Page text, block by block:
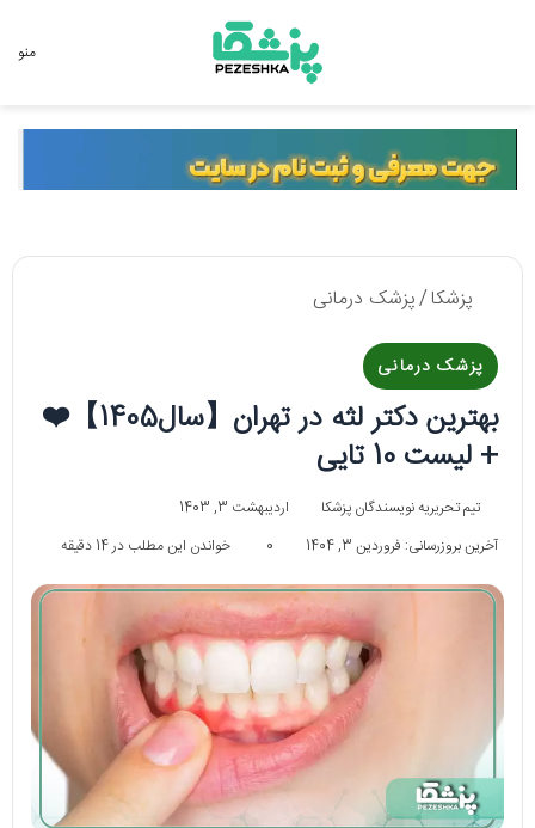
منو
پزشکا/پزشک درمانی
پزشک درمانی
بهترین دکتر لثه در تهران【سال1405】❤️
+ لیست 10 تایی
تیم تحریریه نویسندگان پزشکا
اردیبهشت 3, 1403
آخرین بروزرسانی: فروردین 3, 1404
0 خواندن این مطلب در 14 دقیقه